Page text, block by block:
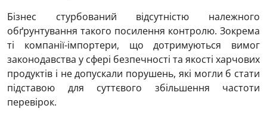
Бізнес стурбований відсутністю належного
обґрунтування такого посилення контролю. Зокрема
ті компанії-імпортери, що дотримуються вимог
законодавства у сфері безпечності та якості харчових
продуктів і не допускали порушень, які могли б стати
підставою для суттєвого збільшення частоти
перевірок.